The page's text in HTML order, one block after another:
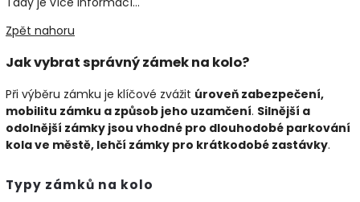
Zpět nahoru
Jak vybrat správný zámek na kolo?
Při výběru zámku je klíčové zvážit úroveň zabezpečení,
mobilitu zámku a způsob jeho uzamčení. Silnější a
odolnější zámky jsou vhodné pro dlouhodobé parkování
kola ve městě, lehčí zámky pro krátkodobé zastávky.
Typy zámků na kolo